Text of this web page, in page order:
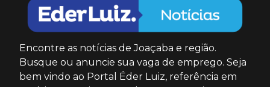
Encontre as notícias de Joaçaba e região.
Busque ou anuncie sua vaga de emprego. Seja
bem vindo ao Portal Éder Luiz, referência em